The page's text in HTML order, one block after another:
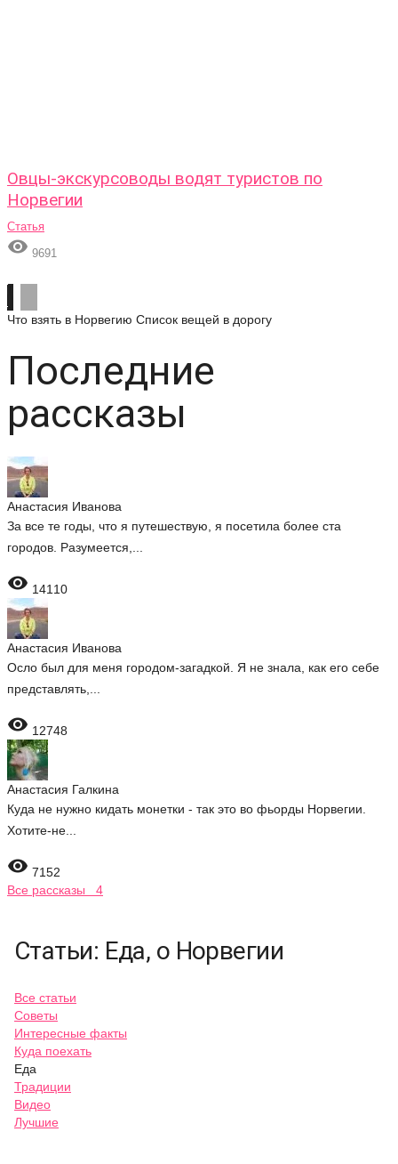
Овцы-экскурсоводы водят туристов по
Норвегии
Статья
 9691
Что взять в Норвегию Список вещей в дорогу
Последние
рассказы
Анастасия Иванова
За все те годы, что я путешествую, я посетила более ста
городов. Разумеется,...
 14110
Анастасия Иванова
Осло был для меня городом-загадкой. Я не знала, как его себе
представлять,...
 12748
Анастасия Галкина
Куда не нужно кидать монетки - так это во фьорды Норвегии.
Хотите-не...
 7152
Все рассказы 4
Статьи: Еда, о Норвегии
Все статьи
Советы
Интересные факты
Куда поехать
Еда
Традиции
Видео
Лучшие